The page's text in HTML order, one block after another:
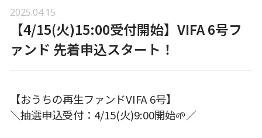
2025.04.15
【4/15(火)15:00受付開始】VIFA 6号フ
ァンド 先着申込スタート！
【おうちの再生ファンドVIFA 6号】
＼抽選申込受付：4/15(火)9:00開始🌱／